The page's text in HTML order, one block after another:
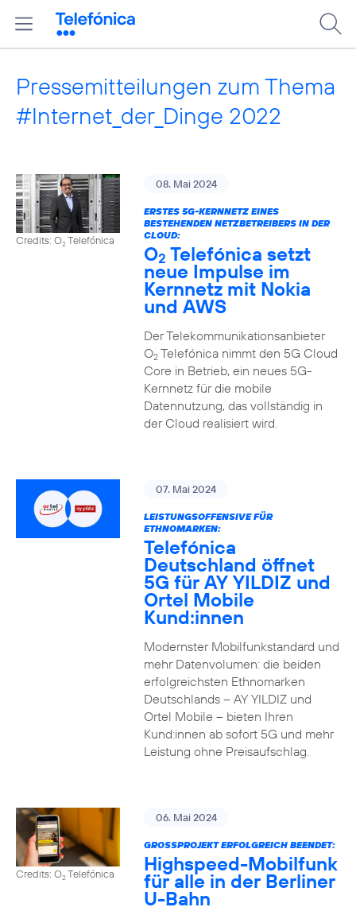
Pressemitteilungen zum Thema
#Internet_der_Dinge 2022
Credits: O2Telefónica
08. Mai 2024
ERSTES 5G-KERNNETZ EINES
BESTEHENDEN NETZBETREIBERS IN DER
CLOUD:
O2 Telefónica setzt
neue Impulse im
Kernnetz mit Nokia
und AWS
Der Telekommunikationsanbieter
O2Telefónica nimmt den 5G Cloud
Core in Betrieb, ein neues 5G-
Kernnetz für die mobile
Datennutzung, das vollständig in
der Cloud realisiert wird.
07. Mai 2024
LEISTUNGSOFFENSIVE FÜR
ETHNOMARKEN:
Telefónica
Deutschland öffnet
5G für AY YILDIZ und
Ortel Mobile
Kund:innen
Modernster Mobilfunkstandard und
mehr Datenvolumen: die beiden
erfolgreichsten Ethnomarken
Deutschlands – AY YILDIZ und
Ortel Mobile – bieten Ihren
Kund:innen ab sofort 5G und mehr
Leistung ohne Preisaufschlag.
Credits: O2Telefónica
06. Mai 2024
GROSSPROJEKT ERFOLGREICH BEENDET:
Highspeed-Mobilfunk
für alle in der Berliner
U-Bahn